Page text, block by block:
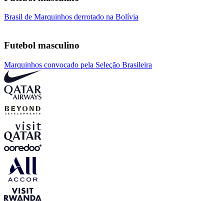
Brasil de Marquinhos derrotado na Bolívia
Futebol masculino
Marquinhos convocado pela Seleção Brasileira